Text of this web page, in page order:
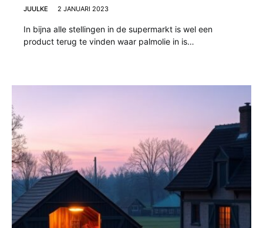
JUULKE 2 JANUARI 2023
In bijna alle stellingen in de supermarkt is wel een
product terug te vinden waar palmolie in is…